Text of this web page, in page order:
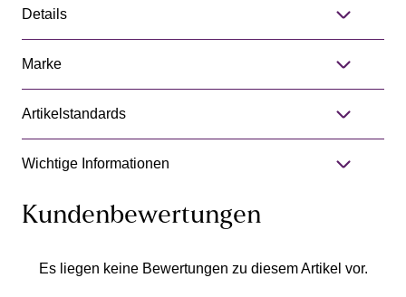
Details
Marke
Artikelstandards
Wichtige Informationen
Kundenbewertungen
Es liegen keine Bewertungen zu diesem Artikel vor.